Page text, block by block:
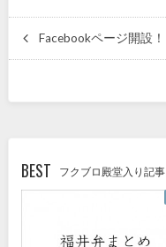
Facebookページ開設！
BEST フクブロ殿堂入り記事